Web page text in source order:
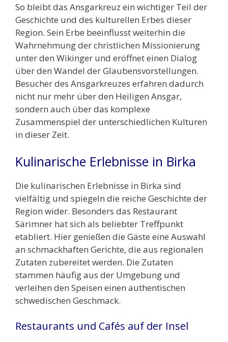
So bleibt das Ansgarkreuz ein wichtiger Teil der
Geschichte und des kulturellen Erbes dieser
Region. Sein Erbe beeinflusst weiterhin die
Wahrnehmung der christlichen Missionierung
unter den Wikinger und eröffnet einen Dialog
über den Wandel der Glaubensvorstellungen.
Besucher des Ansgarkreuzes erfahren dadurch
nicht nur mehr über den Heiligen Ansgar,
sondern auch über das komplexe
Zusammenspiel der unterschiedlichen Kulturen
in dieser Zeit.
Kulinarische Erlebnisse in Birka
Die kulinarischen Erlebnisse in Birka sind
vielfältig und spiegeln die reiche Geschichte der
Region wider. Besonders das Restaurant
Särimner hat sich als beliebter Treffpunkt
etabliert. Hier genießen die Gäste eine Auswahl
an schmackhaften Gerichte, die aus regionalen
Zutaten zubereitet werden. Die Zutaten
stammen häufig aus der Umgebung und
verleihen den Speisen einen authentischen
schwedischen Geschmack.
Restaurants und Cafés auf der Insel